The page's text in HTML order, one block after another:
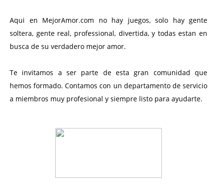
Aqui en MejorAmor.com no hay juegos, solo hay gente
soltera, gente real, professional, divertida, y todas estan en
busca de su verdadero mejor amor.
Te invitamos a ser parte de esta gran comunidad que
hemos formado. Contamos con un departamento de servicio
a miembros muy profesional y siempre listo para ayudarte.